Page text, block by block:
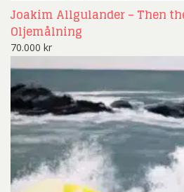
Joakim Allgulander – Then
Oljemålning
70.000 kr